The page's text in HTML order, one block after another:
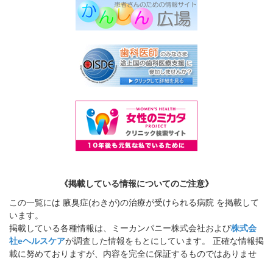
《掲載している情報についてのご注意》
この一覧には 腋臭症(わきが)の治療が受けられる病院 を掲載して
います。
掲載している各種情報は、ミーカンパニー株式会社および株式会
社eヘルスケアが調査した情報をもとにしています。 正確な情報掲
載に努めておりますが、内容を完全に保証するものではありませ